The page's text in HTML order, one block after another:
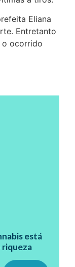
Eliana
Entretanto
o ocorrido
está
riqueza